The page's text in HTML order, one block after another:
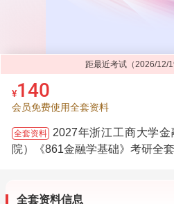
距最近考试（2026/12/
¥140
会员免费使用全套资料
全套资料
2027年浙江工商大学
院）《861金融学基础》考研全套
全套资料信息